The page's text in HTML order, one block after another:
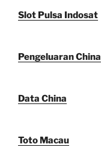
Slot Pulsa Indosat
Pengeluaran China
Data China
Toto Macau